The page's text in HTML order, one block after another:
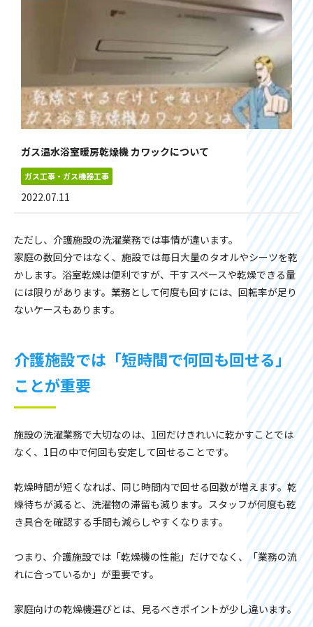
ガス温水浴室暖房乾燥機 カワックについて
ガス工事・ガス機器工事
2022.07.11
ただし、介護施設の洗濯業務では事情が違います。
家庭の数回分ではなく、施設では毎日大量のタオルやシーツを乾
かします。浴室乾燥は便利ですが、干すスペースや乾燥できる量
には限りがあります。業務として何度も回すには、回転率が足り
ないケースもあります。
介護施設では「短時間で何回も回せる」
ことが重要
施設の洗濯業務で大切なのは、1回だけきれいに乾かすことでは
なく、1日の中で何回も安定して回せることです。
乾燥時間が短くなれば、同じ時間内で回せる回数が増えます。乾
燥待ちが減ると、洗濯物の滞留も減ります。スタッフが何度も乾
き具合を確認する手間も減らしやすくなります。
つまり、介護施設では「乾燥機の性能」だけでなく、「業務の流
れに合っているか」が重要です。
家庭向けの乾燥機選びとは、見るべきポイントが少し違います。